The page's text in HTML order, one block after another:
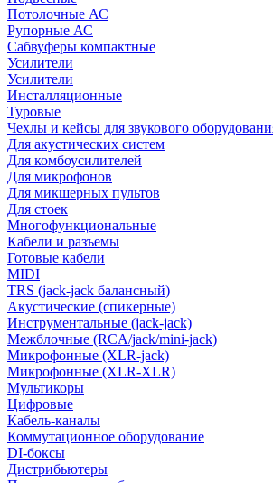
Потолочные АС
Рупорные АС
Сабвуферы компактные
Усилители
Усилители
Инсталляционные
Туровые
Чехлы и кейсы для звукового
Для акустических систем
Для комбоусилителей
Для микрофонов
Для микшерных пультов
Для стоек
Многофункциональные
Кабели и разъемы
Готовые кабели
MIDI
TRS (jack-jack балансный)
Акустические (спикерные)
Инструментальные (jack-jack)
Межблочные (RCA/jack/mini-jack)
Микрофонные (XLR-jack)
Микрофонные (XLR-XLR)
Мультикоры
Цифровые
Кабель-каналы
Коммутационное оборудование
DI-боксы
Дистрибьютеры